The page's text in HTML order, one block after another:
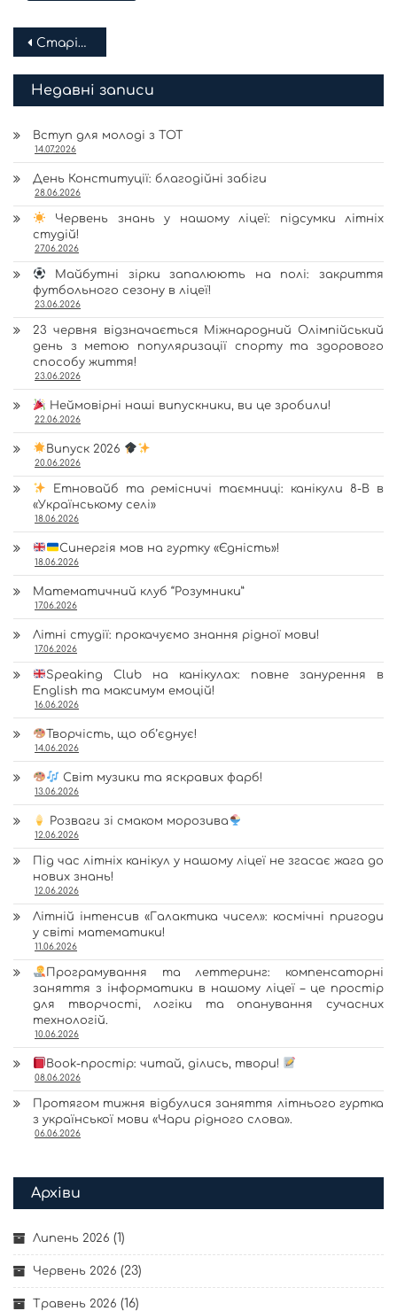
Навігація
за
записами
Старіші записи
Недавні записи
Вступ для молоді з ТОТ
14.07.2026
День Конституції: благодійні забіги
28.06.2026
Червень знань у нашому ліцеї: підсумки літніх
студій!
27.06.2026
Майбутні зірки запалюють на полі: закриття
футбольного сезону в ліцеї!
23.06.2026
23 червня відзначається Міжнародний Олімпійський
день з метою популяризації спорту та здорового
способу життя!
23.06.2026
Неймовірні наші випускники, ви це зробили!
22.06.2026
Випуск 2026
20.06.2026
Етновайб та ремісничі таємниці: канікули 8-В в
«Українському селі»
18.06.2026
Синергія мов на гуртку «Єдність»!
18.06.2026
Математичний клуб “Розумники”
17.06.2026
Літні студії: прокачуємо знання рідної мови!
17.06.2026
Speaking Club на канікулах: повне занурення в
English та максимум емоцій!
16.06.2026
Творчість, що об’єднує!
14.06.2026
Світ музики та яскравих фарб!
13.06.2026
Розваги зі смаком морозива
12.06.2026
Під час літніх канікул у нашому ліцеї не згасає жага до
нових знань!
12.06.2026
Літній інтенсив «Галактика чисел»: космічні пригоди
у світі математики!
11.06.2026
Програмування та леттеринг: компенсаторні
заняття з інформатики в нашому ліцеї – це простір
для творчості, логіки та опанування сучасних
технологій.
10.06.2026
Book-простір: читай, ділись, твори!
08.06.2026
Протягом тижня відбулися заняття літнього гуртка
з української мови «Чари рідного слова».
06.06.2026
Архіви
Липень 2026 (1)
Червень 2026 (23)
Травень 2026 (16)